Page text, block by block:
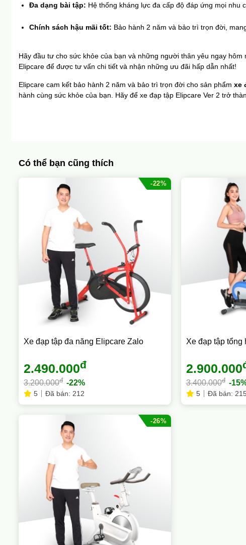
Đa dạng bài tập: Hệ thống kháng lực đa cấp độ đáp ứng mọi nhu
Chính sách hậu mãi tốt: Bảo hành 2 năm và bảo trì trọn đời,
Hãy đầu tư cho sức khỏe của bạn và những người thân yêu ngay hôm
Elipcare để được tư vấn chi tiết và nhận những ưu đãi hấp dẫn nhất!
Elipcare cam kết bảo hành 2 năm và bảo trì trọn đời cho sản phẩm xe
hành cùng sức khỏe của bạn. Hãy để xe đạp tập Elipcare Ver 2 trở
Có thể bạn cũng thích
-22%
Xe đạp tập đa năng Elipcare Zalo
2.490.000đ
3.200.000đ -22%
5 Đã bán: 212
Xe đạp tập tổng
2.900.000
3.400.000đ -
5 Đã bán:
-26%